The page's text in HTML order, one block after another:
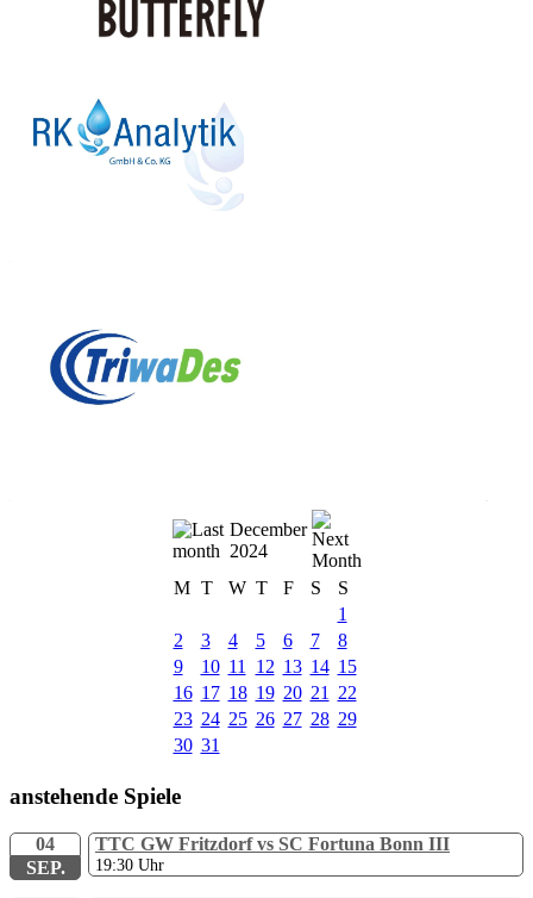
December
2024
M T W T F S
S
1
2
3 4 5 6 7
8
9
10 11 12 13 14 15
16 17 18 19 20 21
22
23 24 25 26 27 28 29
30 31
anstehende Spiele
04
SEP.
TTC GW Fritzdorf vs SC Fortuna Bonn III
19:30 Uhr